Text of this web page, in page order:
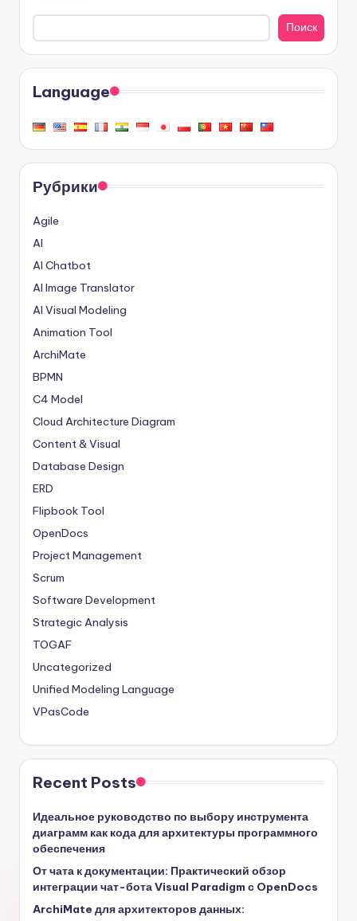
Поиск
Language
Рубрики
Agile
AI
AI Chatbot
AI Image Translator
AI Visual Modeling
Animation Tool
ArchiMate
BPMN
C4 Model
Cloud Architecture Diagram
Content & Visual
Database Design
ERD
Flipbook Tool
OpenDocs
Project Management
Scrum
Software Development
Strategic Analysis
TOGAF
Uncategorized
Unified Modeling Language
VPasCode
Recent Posts
Идеальное руководство по выбору инструмента
диаграмм как кода для архитектуры программного
обеспечения
От чата к документации: Практический обзор
интеграции чат-бота Visual Paradigm с OpenDocs
ArchiMate для архитекторов данных: